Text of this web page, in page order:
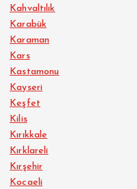
Kahvaltılık
Karabük
Karaman
Kars
Kastamonu
Kayseri
Keşfet
Kilis
Kırıkkale
Kırklareli
Kırşehir
Kocaeli